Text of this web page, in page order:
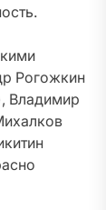
Рогожкин
Владимир